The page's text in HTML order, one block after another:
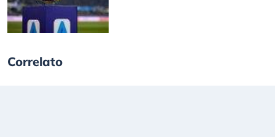
Correlato